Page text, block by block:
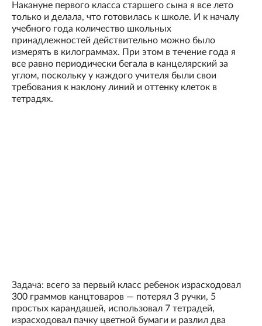
Накануне первого класса старшего сына я все лето
только и делала, что готовилась к школе. И к началу
учебного года количество школьных
принадлежностей действительно можно было
измерять в килограммах. При этом в течение года я
все равно периодически бегала в канцелярский за
углом, поскольку у каждого учителя были свои
требования к наклону линий и оттенку клеток в
тетрадях.
Задача: всего за первый класс ребенок израсходовал
300 граммов канцтоваров — потерял 3 ручки, 5
простых карандашей, использовал 7 тетрадей,
израсходовал пачку цветной бумаги и разлил два